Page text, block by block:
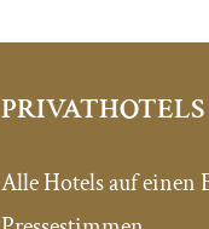
Alle Hotels auf einen